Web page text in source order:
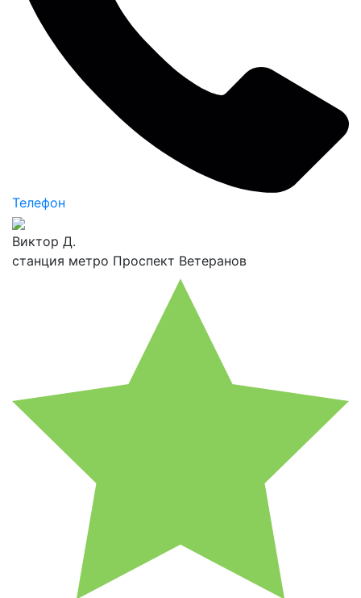
Телефон
Виктор Д.
станция метро Проспект Ветеранов